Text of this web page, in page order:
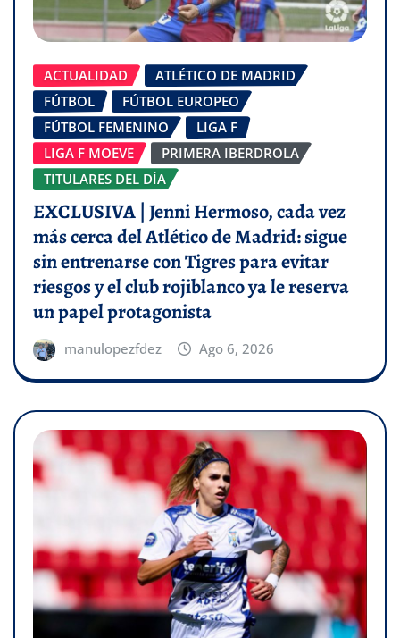
ACTUALIDAD
ATLÉTICO DE MADRID
FÚTBOL
FÚTBOL EUROPEO
FÚTBOL FEMENINO
LIGA F
LIGA F MOEVE
PRIMERA IBERDROLA
TITULARES DEL DÍA
EXCLUSIVA | Jenni Hermoso, cada vez
más cerca del Atlético de Madrid: sigue
sin entrenarse con Tigres para evitar
riesgos y el club rojiblanco ya le reserva
un papel protagonista
manulopezfdez Ago 6, 2026